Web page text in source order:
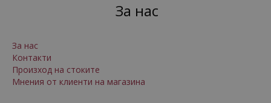
За нас
За нас
Контакти
Произход на стоките
Мнения от клиенти на магазина